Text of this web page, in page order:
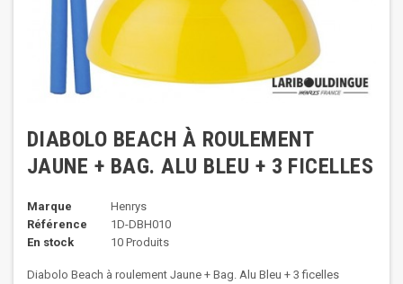
DIABOLO BEACH À ROULEMENT
JAUNE + BAG. ALU BLEU + 3 FICELLES
Marque
Henrys
Référence
1D-DBH010
En stock
10 Produits
Diabolo Beach à roulement Jaune + Bag. Alu Bleu + 3 ficelles